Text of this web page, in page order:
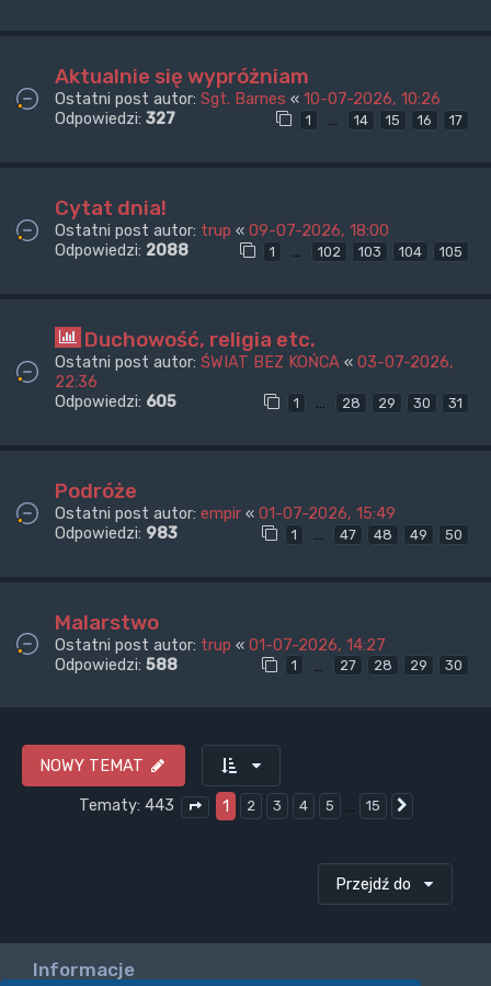
Aktualnie się wypróżniam
Ostatni post autor: Sgt. Barnes « 10-07-2026, 10:26
Odpowiedzi: 327 1 … 14 15 16 17
Cytat dnia!
Ostatni post autor: trup « 09-07-2026, 18:00
Odpowiedzi: 2088 1 … 102 103 104 105
Duchowość, religia etc.
Ostatni post autor: ŚWIAT BEZ KOŃCA « 03-07-2026,
22:36
Odpowiedzi: 605 1 … 28 29 30 31
Podróże
Ostatni post autor: empir « 01-07-2026, 15:49
Odpowiedzi: 983 1 … 47 48 49 50
Malarstwo
Ostatni post autor: trup « 01-07-2026, 14:27
Odpowiedzi: 588 1 … 27 28 29 30
NOWY TEMAT
Tematy: 443
Strona1 z15
1 2 3 4 5 … 15
Przejdź do
Informacje